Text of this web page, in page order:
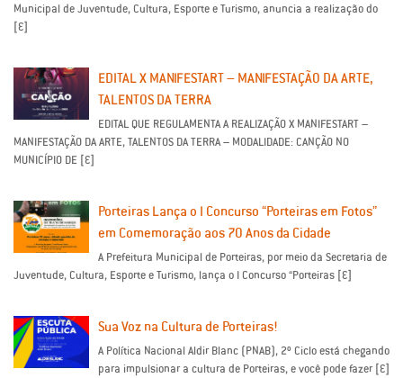
Municipal de Juventude, Cultura, Esporte e Turismo, anuncia a realização do
[…]
EDITAL X MANIFESTART – MANIFESTAÇÃO DA ARTE,
TALENTOS DA TERRA
EDITAL QUE REGULAMENTA A REALIZAÇÃO X MANIFESTART –
MANIFESTAÇÃO DA ARTE, TALENTOS DA TERRA – MODALIDADE: CANÇÃO NO
MUNICÍPIO DE […]
Porteiras Lança o I Concurso “Porteiras em Fotos”
em Comemoração aos 70 Anos da Cidade
A Prefeitura Municipal de Porteiras, por meio da Secretaria de
Juventude, Cultura, Esporte e Turismo, lança o I Concurso “Porteiras […]
Sua Voz na Cultura de Porteiras!
A Política Nacional Aldir Blanc (PNAB), 2º Ciclo está chegando
para impulsionar a cultura de Porteiras, e você pode fazer […]